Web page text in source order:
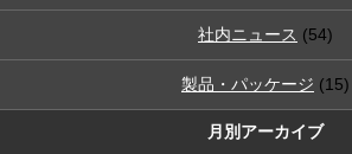
社内ニュース (54)
製品・パッケージ (15)
月別アーカイブ